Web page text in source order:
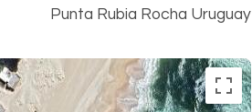
Punta Rubia Rocha Uruguay